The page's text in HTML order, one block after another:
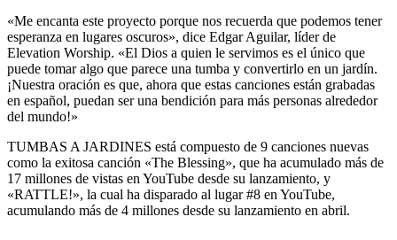
«Me encanta este proyecto porque nos recuerda que podemos tener
esperanza en lugares oscuros», dice Edgar Aguilar, líder de
Elevation Worship. «El Dios a quien le servimos es el único que
puede tomar algo que parece una tumba y convertirlo en un jardín.
¡Nuestra oración es que, ahora que estas canciones están grabadas
en español, puedan ser una bendición para más personas alrededor
del mundo!»
TUMBAS A JARDINES está compuesto de 9 canciones nuevas
como la exitosa canción «The Blessing», que ha acumulado más de
17 millones de vistas en YouTube desde su lanzamiento, y
«RATTLE!», la cual ha disparado al lugar #8 en YouTube,
acumulando más de 4 millones desde su lanzamiento en abril.